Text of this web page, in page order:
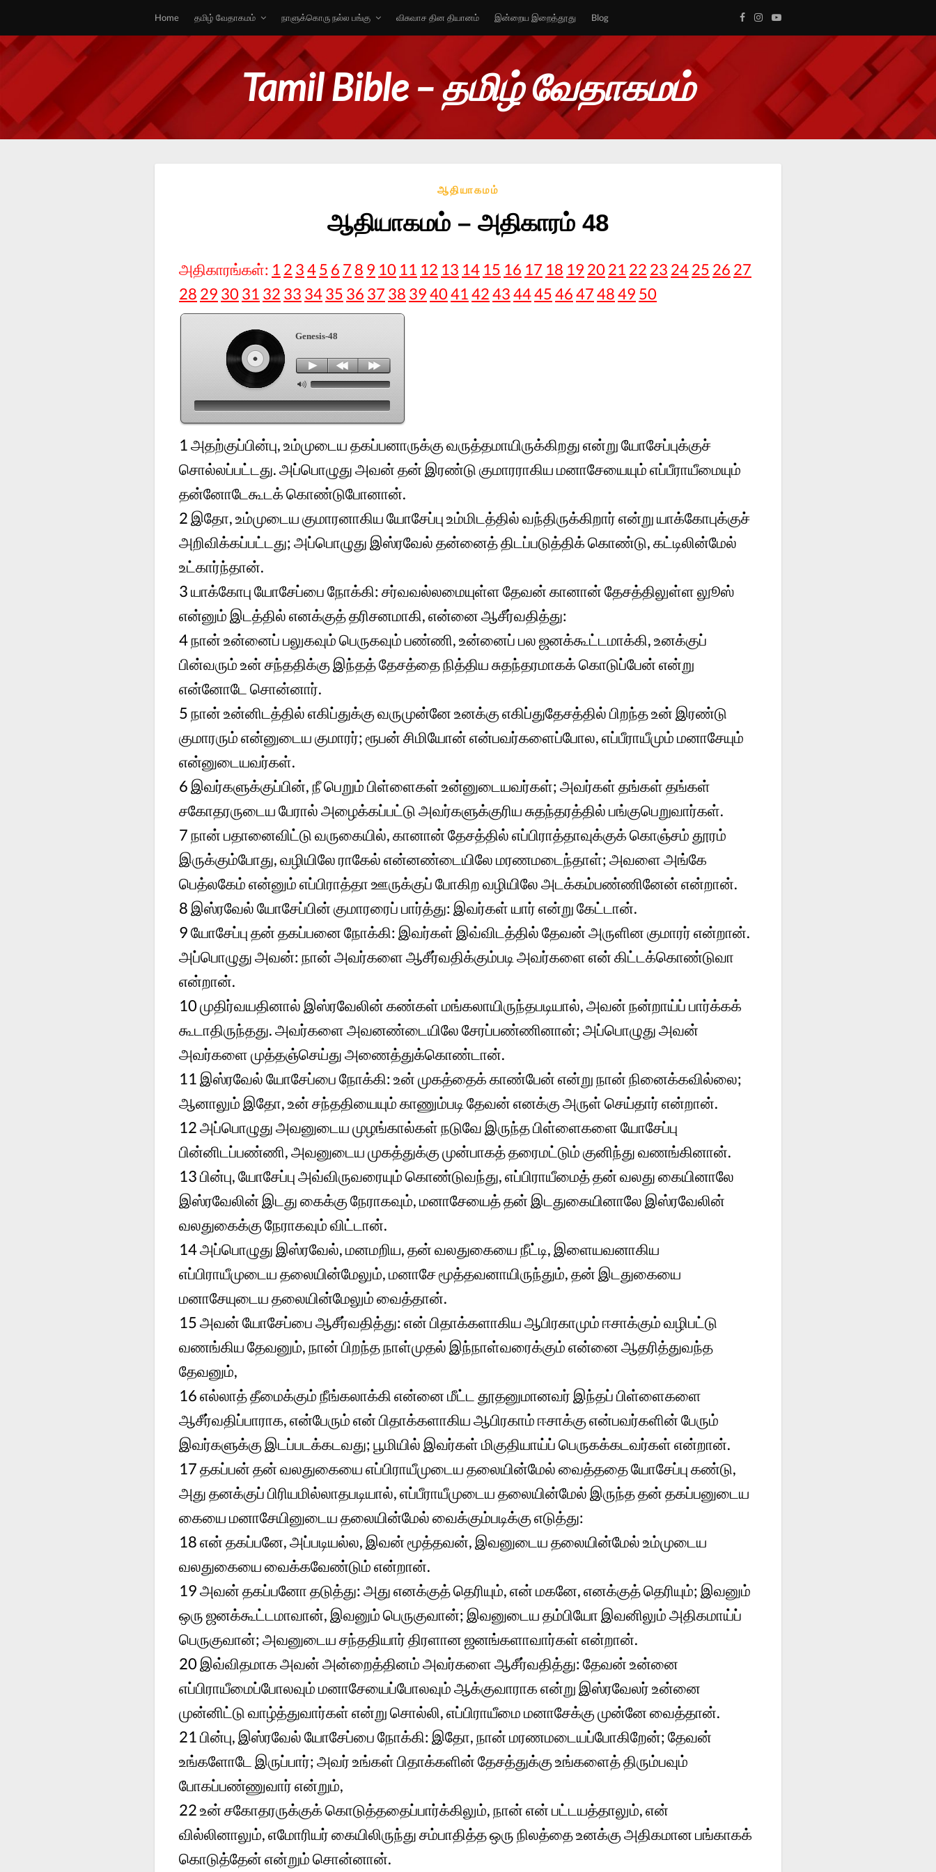
Home தமிழ் வேதாகமம் நாளுக்கொரு நல்ல பங்கு விசுவாச தின தியானம் இன்றைய இறைத்தூது Blog
Tamil Bible – தமிழ் வேதாகமம்
ஆதியாகமம்
ஆதியாகமம் – அதிகாரம் 48
அதிகாரங்கள்: 1 2 345 6 7 8 9 10 11 12 13 14 15 16 17 18 19 20 21 22 23 2425 26 27
28 29 30 31 32 33 3435 36 37 38 3940414243444546474849 50
Genesis-48
1 அதற்குப்பின்பு, உம்முடைய தகப்பனாருக்கு வருத்தமாயிருக்கிறது என்று யோசேப்புக்குச்
சொல்லப்பட்டது. அப்பொழுது அவன் தன் இரண்டு குமாரராகிய மனாசேயையும் எப்பீராயீமையும்
தன்னோடேகூடக் கொண்டுபோனான்.
2 இதோ, உம்முடைய குமாரனாகிய யோசேப்பு உம்மிடத்தில் வந்திருக்கிறார் என்று யாக்கோபுக்குச்
அறிவிக்கப்பட்டது; அப்பொழுது இஸ்ரவேல் தன்னைத் திடப்படுத்திக் கொண்டு, கட்டிலின்மேல்
உட்கார்ந்தான்.
3 யாக்கோபு யோசேப்பை நோக்கி: சர்வவல்லமையுள்ள தேவன் கானான் தேசத்திலுள்ள லுூஸ்
என்னும் இடத்தில் எனக்குத் தரிசனமாகி, என்னை ஆசீர்வதித்து:
4 நான் உன்னைப் பலுகவும் பெருகவும் பண்ணி, உன்னைப் பல ஜனக்கூட்டமாக்கி, உனக்குப்
பின்வரும் உன் சந்ததிக்கு இந்தத் தேசத்தை நித்திய சுதந்தரமாகக் கொடுப்பேன் என்று
என்னோடே சொன்னார்.
5 நான் உன்னிடத்தில் எகிப்துக்கு வருமுன்னே உனக்கு எகிப்துதேசத்தில் பிறந்த உன் இரண்டு
குமாரரும் என்னுடைய குமாரர்; ரூபன் சிமியோன் என்பவர்களைப்போல, எப்பீராயீமும் மனாசேயும்
என்னுடையவர்கள்.
6 இவர்களுக்குப்பின், நீ பெறும் பிள்ளைகள் உன்னுடையவர்கள்; அவர்கள் தங்கள் தங்கள்
சகோதரருடைய பேரால் அழைக்கப்பட்டு அவர்களுக்குரிய சுதந்தரத்தில் பங்குபெறுவார்கள்.
7 நான் பதானைவிட்டு வருகையில், கானான் தேசத்தில் எப்பிராத்தாவுக்குக் கொஞ்சம் தூரம்
இருக்கும்போது, வழியிலே ராகேல் என்னண்டையிலே மரணமடைந்தாள்; அவளை அங்கே
பெத்லகேம் என்னும் எப்பிராத்தா ஊருக்குப் போகிற வழியிலே அடக்கம்பண்ணினேன் என்றான்.
8 இஸ்ரவேல் யோசேப்பின் குமாரரைப் பார்த்து: இவர்கள் யார் என்று கேட்டான்.
9 யோசேப்பு தன் தகப்பனை நோக்கி: இவர்கள் இவ்விடத்தில் தேவன் அருளின குமாரர் என்றான்.
அப்பொழுது அவன்: நான் அவர்களை ஆசீர்வதிக்கும்படி அவர்களை என் கிட்டக்கொண்டுவா
என்றான்.
10 முதிர்வயதினால் இஸ்ரவேலின் கண்கள் மங்கலாயிருந்தபடியால், அவன் நன்றாய்ப் பார்க்கக்
கூடாதிருந்தது. அவர்களை அவனண்டையிலே சேரப்பண்ணினான்; அப்பொழுது அவன்
அவர்களை முத்தஞ்செய்து அணைத்துக்கொண்டான்.
11 இஸ்ரவேல் யோசேப்பை நோக்கி: உன் முகத்தைக் காண்பேன் என்று நான் நினைக்கவில்லை;
ஆனாலும் இதோ, உன் சந்ததியையும் காணும்படி தேவன் எனக்கு அருள் செய்தார் என்றான்.
12 அப்பொழுது அவனுடைய முழங்கால்கள் நடுவே இருந்த பிள்ளைகளை யோசேப்பு
பின்னிடப்பண்ணி, அவனுடைய முகத்துக்கு முன்பாகத் தரைமட்டும் குனிந்து வணங்கினான்.
13 பின்பு, யோசேப்பு அவ்விருவரையும் கொண்டுவந்து, எப்பிராயீமைத் தன் வலது கையினாலே
இஸ்ரவேலின் இடது கைக்கு நேராகவும், மனாசேயைத் தன் இடதுகையினாலே இஸ்ரவேலின்
வலதுகைக்கு நேராகவும் விட்டான்.
14 அப்பொழுது இஸ்ரவேல், மனமறிய, தன் வலதுகையை நீட்டி, இளையவனாகிய
எப்பிராயீமுடைய தலையின்மேலும், மனாசே மூத்தவனாயிருந்தும், தன் இடதுகையை
மனாசேயுடைய தலையின்மேலும் வைத்தான்.
15 அவன் யோசேப்பை ஆசீர்வதித்து: என் பிதாக்களாகிய ஆபிரகாமும் ஈசாக்கும் வழிபட்டு
வணங்கிய தேவனும், நான் பிறந்த நாள்முதல் இந்நாள்வரைக்கும் என்னை ஆதரித்துவந்த
தேவனும்,
16 எல்லாத் தீமைக்கும் நீங்கலாக்கி என்னை மீட்ட தூதனுமானவர் இந்தப் பிள்ளைகளை
ஆசீர்வதிப்பாராக, என்பேரும் என் பிதாக்களாகிய ஆபிரகாம் ஈசாக்கு என்பவர்களின் பேரும்
இவர்களுக்கு இடப்படக்கடவது; பூமியில் இவர்கள் மிகுதியாய்ப் பெருகக்கடவர்கள் என்றான்.
17 தகப்பன் தன் வலதுகையை எப்பிராயீமுடைய தலையின்மேல் வைத்ததை யோசேப்பு கண்டு,
அது தனக்குப் பிரியமில்லாதபடியால், எப்பீராயீமுடைய தலையின்மேல் இருந்த தன் தகப்பனுடைய
கையை மனாசேயினுடைய தலையின்மேல் வைக்கும்படிக்கு எடுத்து:
18 என் தகப்பனே, அப்படியல்ல, இவன் மூத்தவன், இவனுடைய தலையின்மேல் உம்முடைய
வலதுகையை வைக்கவேண்டும் என்றான்.
19 அவன் தகப்பனோ தடுத்து: அது எனக்குத் தெரியும், என் மகனே, எனக்குத் தெரியும்; இவனும்
ஒரு ஜனக்கூட்டமாவான், இவனும் பெருகுவான்; இவனுடைய தம்பியோ இவனிலும் அதிகமாய்ப்
பெருகுவான்; அவனுடைய சந்ததியார் திரளான ஜனங்களாவார்கள் என்றான்.
20 இவ்விதமாக அவன் அன்றைத்தினம் அவர்களை ஆசீர்வதித்து: தேவன் உன்னை
எப்பிராயீமைப்போலவும் மனாசேயைப்போலவும் ஆக்குவாராக என்று இஸ்ரவேலர் உன்னை
முன்னிட்டு வாழ்த்துவார்கள் என்று சொல்லி, எப்பிராயீமை மனாசேக்கு முன்னே வைத்தான்.
21 பின்பு, இஸ்ரவேல் யோசேப்பை நோக்கி: இதோ, நான் மரணமடையப்போகிறேன்; தேவன்
உங்களோடே இருப்பார்; அவர் உங்கள் பிதாக்களின் தேசத்துக்கு உங்களைத் திரும்பவும்
போகப்பண்ணுவார் என்றும்,
22 உன் சகோதரருக்குக் கொடுத்ததைப்பார்க்கிலும், நான் என் பட்டயத்தாலும், என்
வில்லினாலும், எமோரியர் கையிலிருந்து சம்பாதித்த ஒரு நிலத்தை உனக்கு அதிகமான பங்காகக்
கொடுத்தேன் என்றும் சொன்னான்.